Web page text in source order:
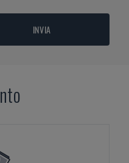
INVIA